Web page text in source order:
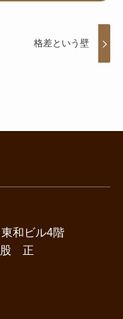
格差という壁
和ビル4階
股 正